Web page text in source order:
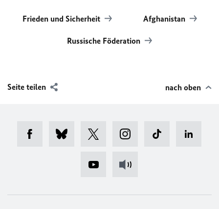
Frieden und Sicherheit Afghanistan
Russische Föderation
Seite teilen nach oben